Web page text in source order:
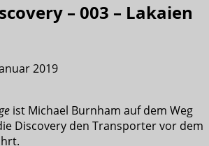
– 003 – Lakaien
2019
ist Michael Burnham auf dem Weg
Discovery den Transporter vor dem